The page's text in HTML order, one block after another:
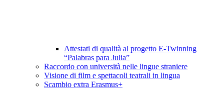
Attestati di qualità al progetto E-Twinning
“Palabras para Julia”
Raccordo con università nelle lingue straniere
Visione di film e spettacoli teatrali in lingua
Scambio extra Erasmus+